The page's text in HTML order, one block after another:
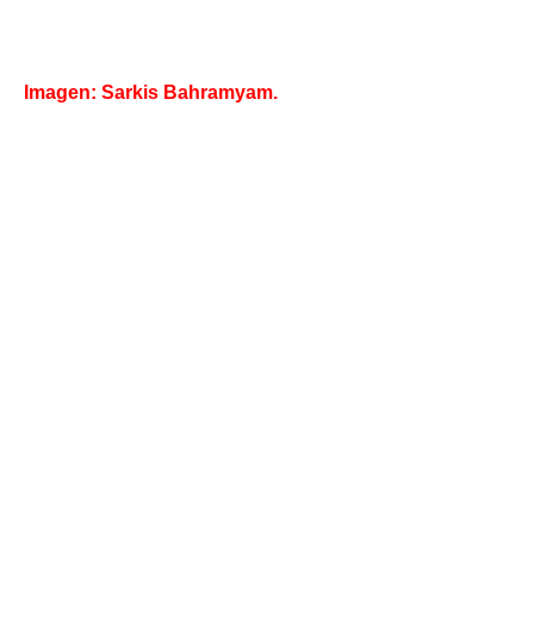
Imagen: Sarkis Bahramyam.